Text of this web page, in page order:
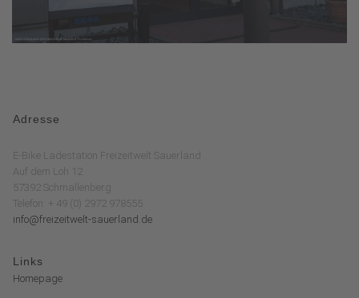
Adresse
E-Bike Ladestation Freizeitwelt Sauerland
Auf dem Loh 12
57392 Schmallenberg
Telefon: + 49 (0) 2972 978555
info@freizeitwelt-sauerland.de
Links
Homepage